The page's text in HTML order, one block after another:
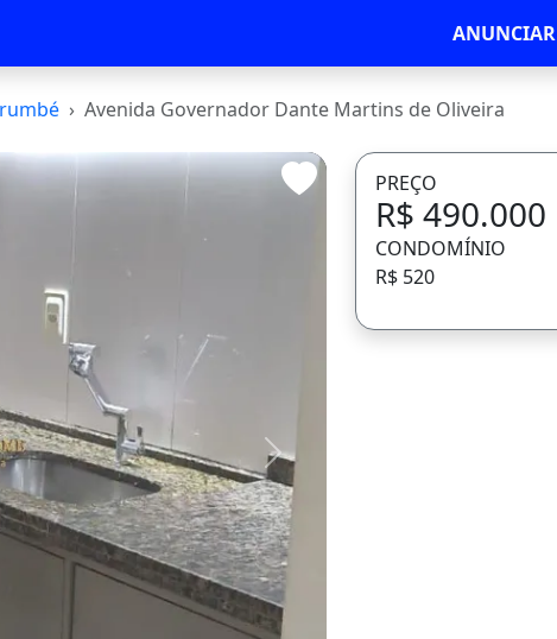
ANUNCIAR
Avenida Governador Dante Martins de Oliveira
Avançar
PREÇO
R$ 490.000
CONDOMÍNIO
R$ 520